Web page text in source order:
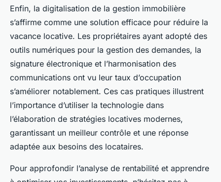
Enfin, la digitalisation de la gestion immobilière
s’affirme comme une solution efficace pour réduire la
vacance locative. Les propriétaires ayant adopté des
outils numériques pour la gestion des demandes, la
signature électronique et l’harmonisation des
communications ont vu leur taux d’occupation
s’améliorer notablement. Ces cas pratiques illustrent
l’importance d’utiliser la technologie dans
l’élaboration de stratégies locatives modernes,
garantissant un meilleur contrôle et une réponse
adaptée aux besoins des locataires.
Pour approfondir l’analyse de rentabilité et apprendre